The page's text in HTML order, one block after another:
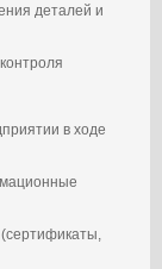
деталей и
в ходе